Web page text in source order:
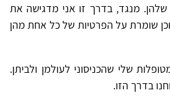
שלהן. מנגד, בדרך זו אני מדגישה את
וכן שומרת על הפרטיות של כל אחת מהן
שלי שהכניסוני לעולמן ולביתן.
בדרך הזו.